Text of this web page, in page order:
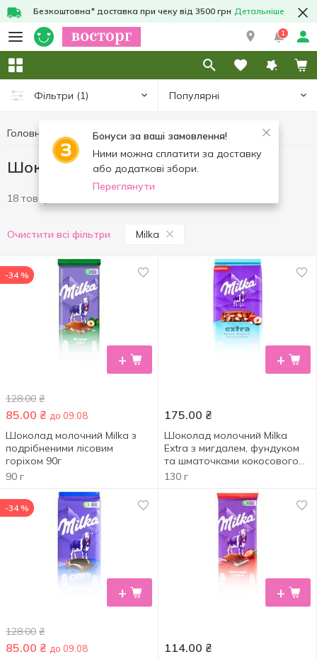
Безкоштовна* доставка при чеку від 3500 грн Детальніше
1
Фільтри (1) Популярні
Бонуси за ваші замовлення!
Ними можна сплатити за доставку
або додаткові збори.
Переглянути
Головна Солодощі Шоколад Шоколад Milka
Шоколад Milka
18 товарів
Очистити всі фільтри Milka
+
-34 %
128.00 ₴
85.00 ₴ до 09.08
Шоколад молочний Milka з
подрібненими лісовим
горіхом 90г
90 г
+
175.00 ₴
Шоколад молочний Milka
Extra з мигдалем, фундуком
та шматочками кокосового
печива 130г
130 г
+
-34 %
128.00 ₴
85.00 ₴ до 09.08
+
114.00 ₴